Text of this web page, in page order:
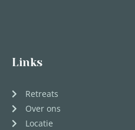
Links
Retreats
Over ons
Locatie